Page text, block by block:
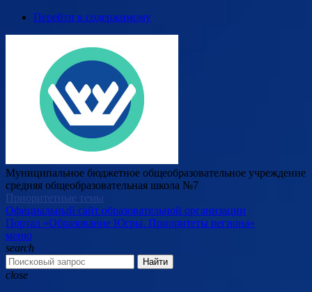
Перейти к содержимому
Муниципальное бюджетное общеобразовательное учреждение
средняя общеобразовательная школа №7
Приоритетные темы
Официальный сайт образовательной организации
Портал «Образование Югры. Приоритеты региона»
меню
search
Найти
close